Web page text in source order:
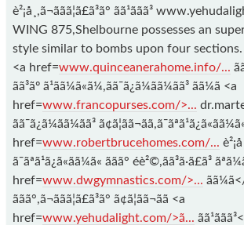
è²¡å¸,ã¬ããã¦ã£ã³ã° ãã¹ããã³
WING 875,Shelbourne possesses an
style similar to bombs upon four sections. ãã³ãº
<a href=www.quinceanerahome.info/...
ãã³ãº ã¹ãã¼ã«ã¼,ãã¯ã¿ã¼ãã¼ãã³ ãã¼ã <a
href=www.francopurses.com/>...
ãã¯ã¿ã¼ãã¼ãã³
href=www.robertbrucehomes.com/...
ã¯ãªã¹ã¿ã«ãã¼ã« ããã° éè²©,ã­ã³ã·ã£ã³
href=www.dwgymnastics.com/>...
ããã°,ã¬ããã¦ã£ã³ã° ã¢ã¦ãã¬ãã <a
href=www.yehudalight.com/>ã...